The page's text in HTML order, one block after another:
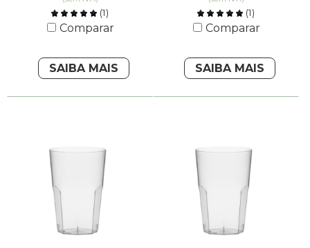
(1)
Comparar
SAIBA MAIS
(1)
Comparar
SAIBA MAIS